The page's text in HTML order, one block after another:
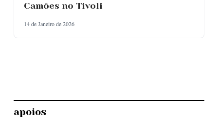
Camões no Tivoli
14 de Janeiro de 2026
apoios